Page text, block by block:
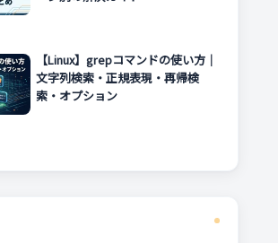
【Linux】grepコマンドの使い方｜
文字列検索・正規表現・再帰検
索・オプション